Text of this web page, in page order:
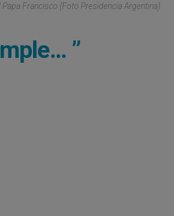
Papa Francisco (Foto Presidencia Argentina)
”